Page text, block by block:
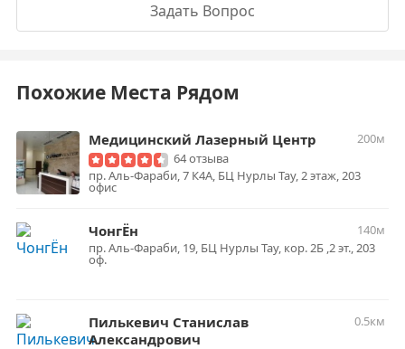
Задать Вопрос
Похожие Места Рядом
Медицинский Лазерный Центр
200м
64 отзыва
пр. Аль-Фараби, 7 К4А, БЦ Нурлы Тау, 2 этаж, 203
офис
ЧонгЁн
140м
​пр. Аль-Фараби, 19, БЦ Нурлы Тау, кор. 2Б ,​2 эт., 203
оф.
Пилькевич Станислав
Александрович
0.5км